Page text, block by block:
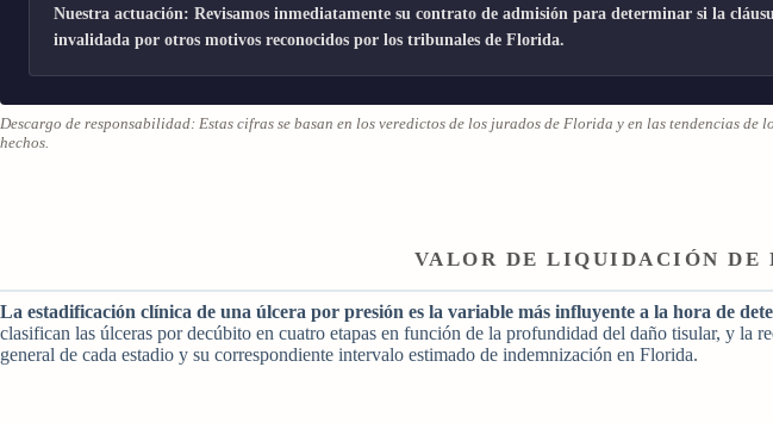
Nuestra actuación: Revisamos inmediatamente su contrato de admisión para determinar si la
invalidada por otros motivos reconocidos por los tribunales de Florida.
Descargo de responsabilidad: Estas cifras se basan en los veredictos de los jurados de Florida y en las tendencias
hechos.
VALOR DE LIQUIDACIÓN DE
La estadificación clínica de una úlcera por presión es la variable más influyente a la hora de
clasifican las úlceras por decúbito en cuatro etapas en función de la profundidad del daño tisular, y la
general de cada estadio y su correspondiente intervalo estimado de indemnización en Florida.